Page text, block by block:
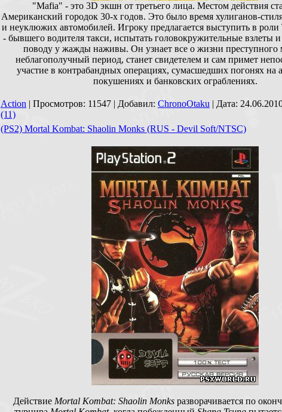
"Mafia" - это 3D экшн от третьего лица. Местом действия
Американский городок 30-х годов. Это было время хулиганов-
и неуклюжих автомобилей. Игроку предлагается выступить в
- бывшего водителя такси, испытать головокружительные взлеты
поводу у жажды наживы. Он узнает все о жизни преступного
неблагополучный период, станет свидетелем и сам примет
участие в контрабандных операциях, сумасшедших погонях на
покушениях и банковских ограблениях.
Action | Просмотров: 11547 | Добавил: ChronoOtaku | Дата:
(11)
(PS2) Mortal Kombat: Shaolin Monks (RUS - Devil Soft/NTSC)
Действие Mortal Kombat: Shaolin Monksразворачивается по